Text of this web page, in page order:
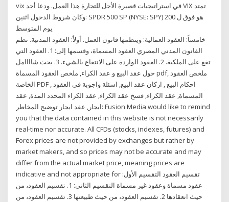
vix في استراتيجيات قصيرة الأجل للتجارة هذا العمل. ودعا أحد VIX تمتد
وكان شروط الدخول اثنين: SPDR 500 SP (NYSE: SPY) هو فوق ل 200
يوم المتوسط
خامساً: العقود العمالية: وينظمها قانون العمل. أولاً: العقود المدنية. نظم
القانون المدني المصري العقود المسماة، وقسمها إلى: 1. العقود التي
تقع على الملكية. 2. العقود الواردة على الانتفاع بالشيء. 3. بحث شاااامل
حول عقد البيع و عقد الكراء, ملخص العقود المسماة pdf, ملخص العقود
الخاصة PDF , احكام البيع , اركان عقد البيع, اسئلة واجوبة في العقود
المسماة, عقد الكراء, فسخ عقد الكراء, عقد الكراء المحدد المدة, عقد
ايجار, عقد ايجار توضيح المخاطر: Fusion Media would like to remind
you that the data contained in this website is not necessarily
real-time nor accurate. All CFDs (stocks, indexes, futures) and
Forex prices are not provided by exchanges but rather by
market makers, and so prices may not be accurate and may
differ from the actual market price, meaning prices are
indicative and not appropriate for تقسيم العقود التقسيم الأول:
عقود مسماة وعقود غير مسماة التقسيم الثاني: 1. تقسيم العقود، من
حيث انعقادها 2. تقسيم العقود، من حيث طبيعتها 3. تقسيم العقود، من